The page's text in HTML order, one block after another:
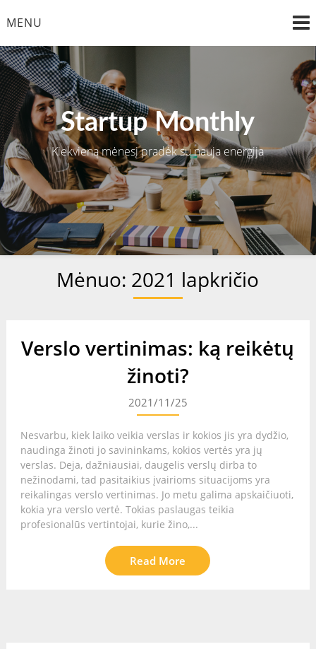
toMENU
Startup Monthly
Kiekvieną mėnesį pradėk su nauja energija
Mėnuo: 2021 lapkričio
Verslo vertinimas: ką reikėtų
žinoti?
2021/11/25
Nesvarbu, kiek laiko veikia verslas ir kokios jis yra dydžio,
naudinga žinoti jo savininkams, kokios vertės yra jų
verslas. Deja, dažniausiai, daugelis verslų dirba to
nežinodami, tad pasitaikius įvairioms situacijoms yra
reikalingas verslo vertinimas. Jo metu galima apskaičiuoti,
kokia yra verslo vertė. Tokias paslaugas teikia
profesionalūs vertintojai, kurie žino,...
Read More